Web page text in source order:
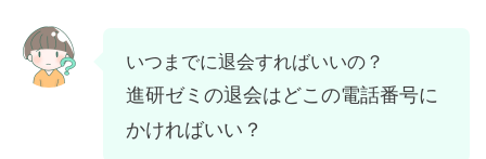
いつまでに退会すればいいの？
進研ゼミの退会はどこの電話番号に
かければいい？